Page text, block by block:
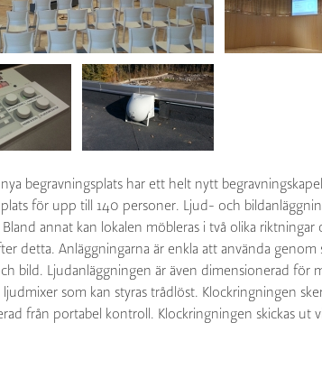
nya begravningsplats har ett helt nytt
för upp till 140 personer. Ljud- och
annat kan lokalen möbleras i två olika
detta. Anläggningarna är enkla att använda
bild. Ljudanläggningen är även dimensionerad för
som kan styras trådlöst. Klockringningen
från portabel kontroll. Klockringningen skickas ut